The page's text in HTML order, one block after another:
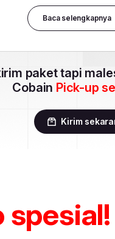
Baca selengkapnya
paket tapi
Cobain Pick-up
Kirim
spesial!